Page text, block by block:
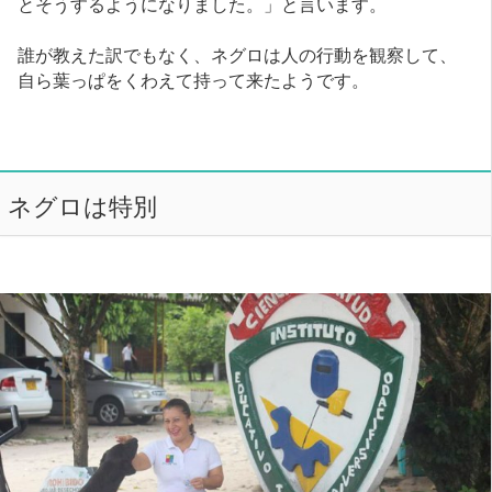
誰が教えた訳でもなく、ネグロは人の行動を観察して、
自ら葉っぱをくわえて持って来たようです。
ネグロは特別